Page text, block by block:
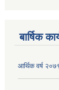
बार्षिक
आर्थिक वर्ष